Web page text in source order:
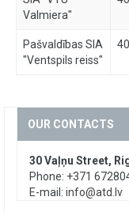
Valmiera"
Pašvaldības SIA
"Ventspils reiss"
OUR CONTACTS
30 Vaļņu Street,
Phone: +371
E-mail: info@atd.lv